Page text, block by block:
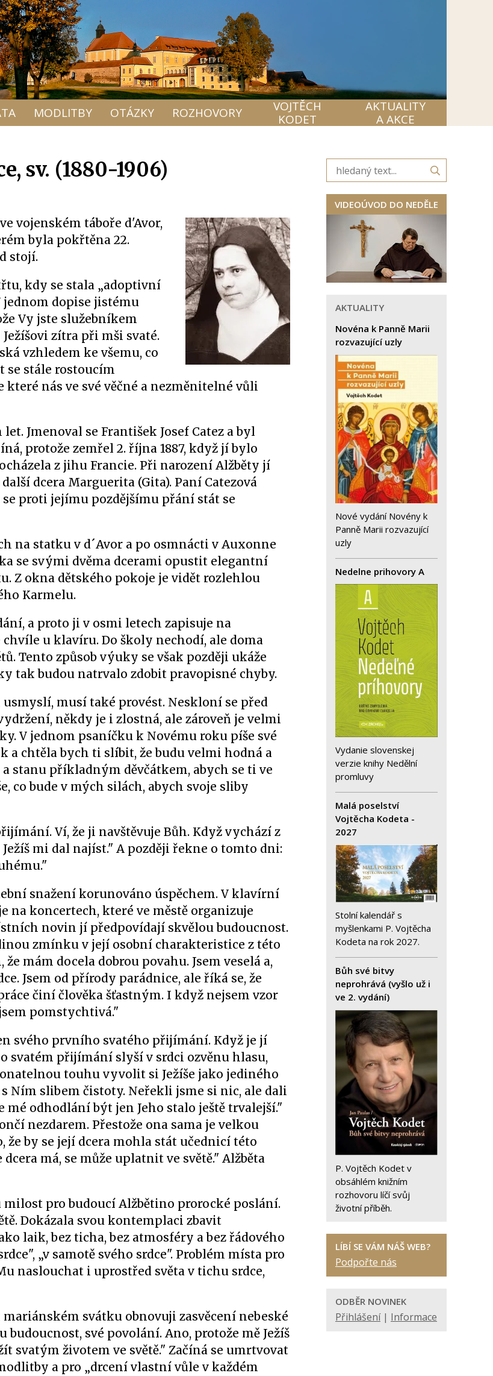
MODLITBY OTÁZKY ROZHOVORY
VOJTĚCH
KODET
AKTUALITY
A AKCE
sv. (1880-1906)
vojenském táboře d'Avor,
byla pokřtěna 22.
stojí.
kdy se stala „adoptivní
jednom dopise jistému
Vy jste služebníkem
zítra při mši svaté.
vzhledem ke všemu, co
se stále rostoucím
nás ve své věčné a nezměnitelné vůli
Jmenoval se František Josef Catez a byl
protože zemřel 2. října 1887, když jí bylo
z jihu Francie. Při narození Alžběty jí
dcera Marguerita (Gita). Paní Catezová
se proti jejímu pozdějšímu přání stát se
na statku v d´Avor a po osmnácti v Auxonne
se svými dvěma dcerami opustit elegantní
Z okna dětského pokoje je vidět rozlehlou
Karmelu.
a proto ji v osmi letech zapisuje na
u klavíru. Do školy nechodí, ale doma
Tento způsob výuky se však později ukáže
tak budou natrvalo zdobit pravopisné chyby.
musí také provést. Neskloní se před
někdy je i zlostná, ale zároveň je velmi
V jednom psaníčku k Novému roku píše své
chtěla bych ti slíbit, že budu velmi hodná a
stanu příkladným děvčátkem, abych se ti ve
co bude v mých silách, abych svoje sliby
Ví, že ji navštěvuje Bůh. Když vychází z
mi dal najíst." A později řekne o tomto dni:
snažení korunováno úspěchem. V klavírní
na koncertech, které ve městě organizuje
novin jí předpovídají skvělou budoucnost.
zmínku v její osobní charakteristice z této
mám docela dobrou povahu. Jsem veselá a,
Jsem od přírody parádnice, ale říká se, že
činí člověka šťastným. I když nejsem vzor
pomstychtivá."
svého prvního svatého přijímání. Když je jí
svatém přijímání slyší v srdci ozvěnu hlasu,
touhu vyvolit si Ježíše jako jediného
Ním slibem čistoty. Neřekli jsme si nic, ale dali
mé odhodlání být jen Jeho stalo ještě trvalejší."
nezdarem. Přestože ona sama je velkou
že by se její dcera mohla stát učednicí této
má, se může uplatnit ve světě." Alžběta
pro budoucí Alžbětino prorocké poslání.
Dokázala svou kontemplaci zbavit
laik, bez ticha, bez atmosféry a bez řádového
„v samotě svého srdce". Problém místa pro
naslouchat i uprostřed světa v tichu srdce,
svátku obnovuji zasvěcení nebeské
budoucnost, své povolání. Ano, protože mě Ježíš
svatým životem ve světě." Začíná se umrtvovat
a pro „drcení vlastní vůle v každém
VIDEOÚVOD DO NEDĚLE
AKTUALITY
Novéna k Panně Marii
rozvazující uzly
Nové vydání Novény k
Panně Marii rozvazující
uzly
Nedelne prihovory A
Vydanie slovenskej
verzie knihy Nedělní
promluvy
Malá poselství
Vojtěcha Kodeta -
2027
Stolní kalendář s
myšlenkami P. Vojtěcha
Kodeta na rok 2027.
Bůh své bitvy
neprohrává (vyšlo už i
ve 2. vydání)
P. Vojtěch Kodet v
obsáhlém knižním
rozhovoru líčí svůj
životní příběh.
LÍBÍ SE VÁM NÁŠ WEB?
Podpořte nás
ODBĚR NOVINEK
Přihlášení| Informace